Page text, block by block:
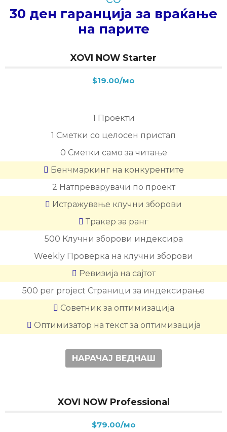
30 ден гаранција за враќање
на парите
XOVI NOW Starter
$19.00/мо
1 Проекти
1 Сметки со целосен пристап
0 Сметки само за читање
Бенчмаркинг на конкурентите
2 Натпреварувачи по проект
Истражување клучни зборови
Тракер за ранг
500 Клучни зборови индексира
Weekly Проверка на клучни зборови
Ревизија на сајтот
500 per project Страници за индексирање
Советник за оптимизација
Оптимизатор на текст за оптимизација
НАРАЧАЈ ВЕДНАШ
XOVI NOW Professional
$79.00/мо